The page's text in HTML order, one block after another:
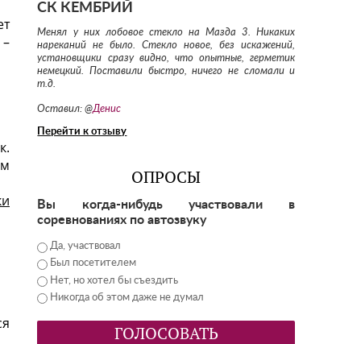
СК КЕМБРИЙ
Менял у них лобовое стекло на Мазда 3. Никаких
нареканий не было. Стекло новое, без искажений,
установщики сразу видно, что опытные, герметик
немецкий. Поставили быстро, ничего не сломали и
т.д.
Оставил: @Денис
Перейти к отзыву
ОПРОСЫ
Вы когда-нибудь участвовали в
соревнованиях по автозвуку
Да, участвовал
Был посетителем
Нет, но хотел бы съездить
Никогда об этом даже не думал